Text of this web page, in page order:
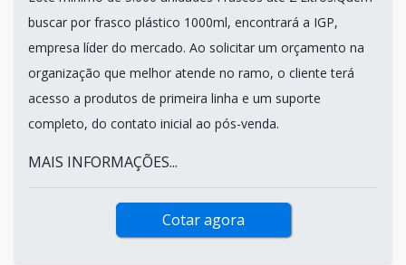
buscar por frasco plástico 1000ml, encontrará a IGP,
empresa líder do mercado. Ao solicitar um orçamento na
organização que melhor atende no ramo, o cliente terá
acesso a produtos de primeira linha e um suporte
completo, do contato inicial ao pós-venda.
MAIS INFORMAÇÕES...
Cotar agora